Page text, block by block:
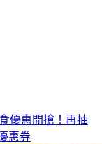
優惠開搶！再抽
惠券